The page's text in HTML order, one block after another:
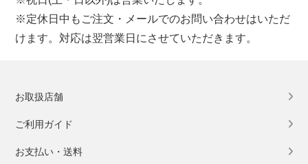
※定休日中もご注文・メールでのお問い合わせはいただ
けます。対応は翌営業日にさせていただきます。
お取扱店舗
ご利用ガイド
お支払い・送料